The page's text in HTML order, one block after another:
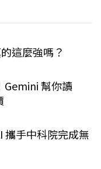
這麼強嗎？
Gemini 幫你讀
攜手中科院完成無